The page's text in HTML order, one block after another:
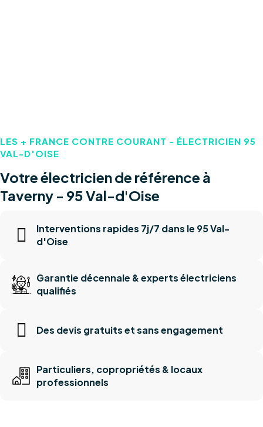
LES + FRANCE CONTRE COURANT - ÉLECTRICIEN 95
VAL-D'OISE
Votre électricien de référence à
Taverny - 95 Val-d'Oise
Interventions rapides 7j/7 dans le 95 Val-
d'Oise
Garantie décennale & experts électriciens
qualifiés
Des devis gratuits et sans engagement
Particuliers, copropriétés & locaux
professionnels